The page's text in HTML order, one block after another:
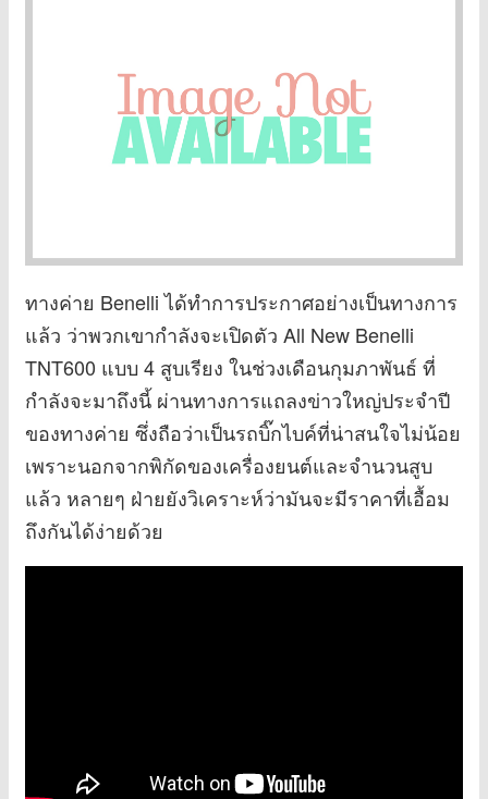
ทางค่าย Benelli ได้ทำการประกาศอย่างเป็นทางการ
แล้ว ว่าพวกเขากำลังจะเปิดตัว All New Benelli
TNT600 แบบ 4 สูบเรียง ในช่วงเดือนกุมภาพันธ์ ที่
กำลังจะมาถึงนี้ ผ่านทางการแถลงข่าวใหญ่ประจำปี
ของทางค่าย ซึ่งถือว่าเป็นรถบิ๊กไบค์ที่น่าสนใจไม่น้อย
เพราะนอกจากพิกัดของเครื่องยนต์และจำนวนสูบ
แล้ว หลายๆ ฝ่ายยังวิเคราะห์ว่ามันจะมีราคาที่เอื้อม
ถึงกันได้ง่ายด้วย